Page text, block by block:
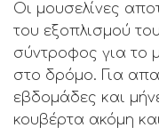
Οι μουσελίνες
του εξοπλισμού
σύντροφος για το
στο δρόμο. Για
εβδομάδες και
κουβέρτα ακόμη